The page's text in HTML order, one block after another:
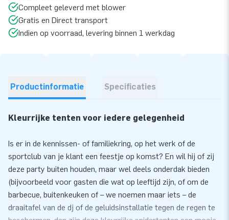
Compleet geleverd met blower
Gratis en Direct transport
Indien op voorraad, levering binnen 1 werkdag
Productinformatie Specificaties
Kleurrijke tenten voor iedere gelegenheid
Is er in de kennissen- of familiekring, op het werk of de
sportclub van je klant een feestje op komst? En wil hij of zij
deze party buiten houden, maar wel deels onderdak bieden
(bijvoorbeeld voor gasten die wat op leeftijd zijn, of om de
barbecue, buitenkeuken of – we noemen maar iets – de
draaitafel van de dj of de geluidsinstallatie tegen de regen te